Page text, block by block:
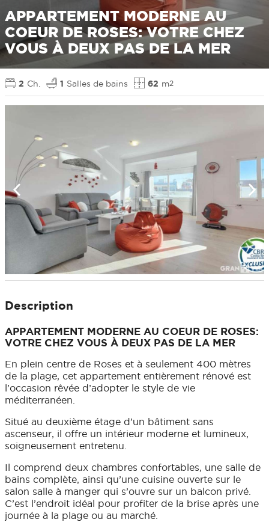
APPARTEMENT MODERNE AU
COEUR DE ROSES: VOTRE CHEZ
VOUS À DEUX PAS DE LA MER
2 Ch. 1 Salles de bains 62 m2
Description
APPARTEMENT MODERNE AU COEUR DE ROSES:
VOTRE CHEZ VOUS À DEUX PAS DE LA MER
En plein centre de Roses et à seulement 400 mètres
de la plage, cet appartement entièrement rénové est
l’occasion rêvée d’adopter le style de vie
méditerranéen.
Situé au deuxième étage d’un bâtiment sans
ascenseur, il offre un intérieur moderne et lumineux,
soigneusement entretenu.
Il comprend deux chambres confortables, une salle de
bains complète, ainsi qu’une cuisine ouverte sur le
salon salle à manger qui s’ouvre sur un balcon privé.
C’est l’endroit idéal pour profiter de la brise après une
journée à la plage ou au marché.